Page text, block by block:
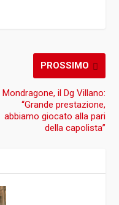
PROSSIMO
Mondragone, il Dg Villano:
“Grande prestazione,
abbiamo giocato alla pari
della capolista”